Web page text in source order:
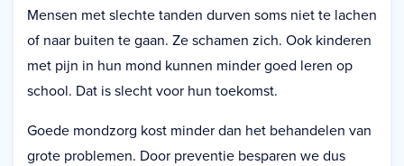
Mensen met slechte tanden durven soms niet te lachen
of naar buiten te gaan. Ze schamen zich. Ook kinderen
met pijn in hun mond kunnen minder goed leren op
school. Dat is slecht voor hun toekomst.
Goede mondzorg kost minder dan het behandelen van
grote problemen. Door preventie besparen we dus